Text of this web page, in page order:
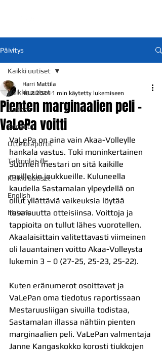
Päivitys
Kaikki uutiset
Uutiset
Ennakot
Otteluraportit
Talkoolaisille
Kaikki uutiset
English
historia
Kaikki uutiset
Pienten marginaalien peli –
VaLePa voitti
Harri Mattila
18.2.2024 1 min käytetty lukemiseen
VaLePa on aina vain Akaa-Volleylle
hankala vastus. Toki moninkertainen
Suomen mestari on sitä kaikille
muillekin joukkueille. Kuluneella
kaudella Sastamalan ylpeydellä on
ollut yllättäviä vaikeuksia löytää
tasaisuutta otteisiinsa. Voittoja ja
tappioita on tullut lähes vuorotellen.
Akaalaisittain valitettavasti viimeinen
oli lauantainen voitto Akaa-Volleysta
lukemin 3 – 0 (27-25, 25-23, 25-22).
Kuten eränumerot osoittavat ja
VaLePan oma tiedotus raportissaan
Mestaruusliigan sivuilla todistaa,
Sastamalan illassa nähtiin pienten
marginaalien peli. VaLePan valmentaja
Janne Kangaskokko korosti tiukkojen